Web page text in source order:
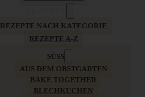
REZEPTE NACH KATEGORIE
REZEPTE A-Z
SÜSS
AUS DEM OBSTGARTEN
BAKE TOGETHER
BLECHKUCHEN